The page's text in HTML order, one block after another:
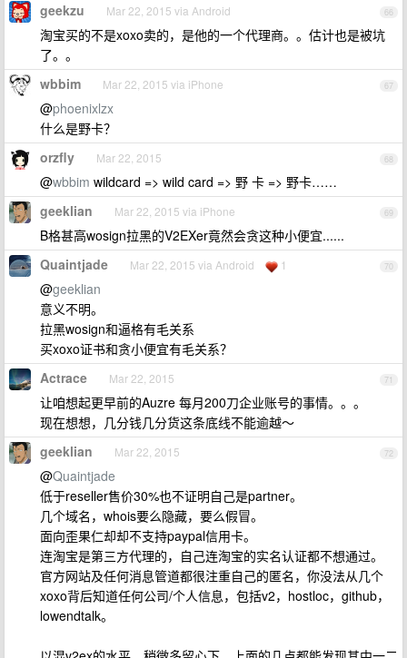
66
geekzu Mar 22, 2015 via Android
淘宝买的不是xoxo卖的，是他的一个代理商。。估计也是被坑
了。。
67
wbbim Mar 22, 2015 via iPhone
@phoenixlzx
什么是野卡？
68
orzfly Mar 22, 2015
@wbbim wildcard => wild card => 野 卡 => 野卡……
69
geeklian Mar 22, 2015 via iPhone
B格甚高wosign拉黑的V2EXer竟然会贪这种小便宜......
70
Quaintjade Mar 22, 2015 via Android 1
@geeklian
意义不明。
拉黑wosign和逼格有毛关系
买xoxo证书和贪小便宜有毛关系？
71
Actrace Mar 22, 2015
让咱想起更早前的Auzre 每月200刀企业账号的事情。。。
现在想想，几分钱几分货这条底线不能逾越～
72
geeklian Mar 22, 2015
@Quaintjade
低于reseller售价30%也不证明自己是partner。
几个域名，whois要么隐藏，要么假冒。
面向歪果仁却却不支持paypal信用卡。
连淘宝是第三方代理的，自己连淘宝的实名认证都不想通过。
官方网站及任何消息管道都很注重自己的匿名，你没法从几个
xoxo背后知道任何公司/个人信息，包括v2，hostloc，github，
lowendtalk。